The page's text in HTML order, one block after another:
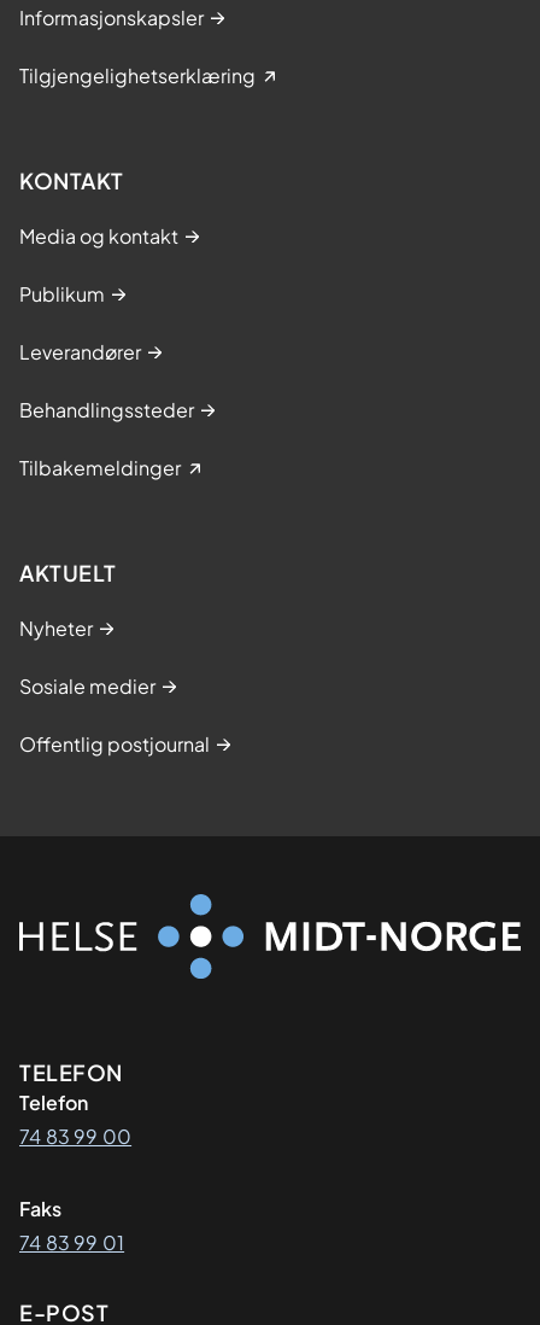
Informasjonskapsler
Tilgjengelighetserklæring
KONTAKT
Media og kontakt
Publikum
Leverandører
Behandlingssteder
Tilbakemeldinger
AKTUELT
Nyheter
Sosiale medier
Offentlig postjournal
Kontaktinformasjon
TELEFON
Telefon
74 83 99 00
Faks
74 83 99 01
E-POST